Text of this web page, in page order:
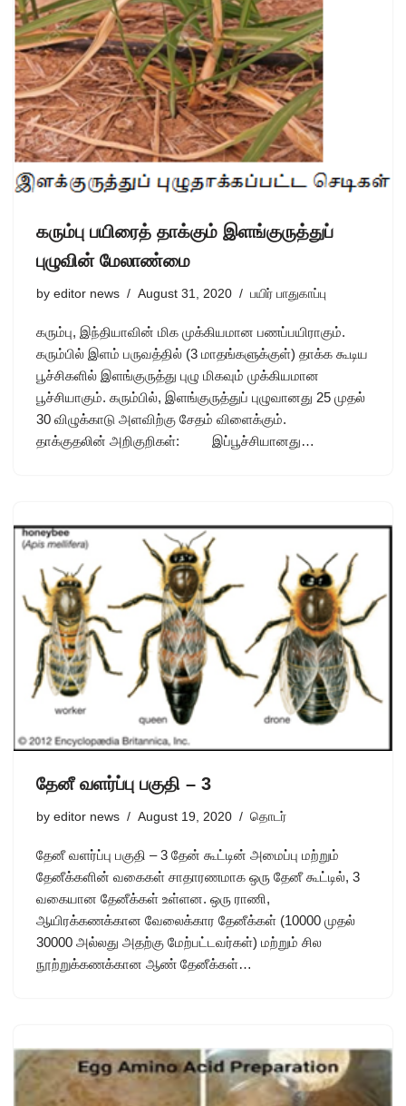
கரும்பு பயிரைத் தாக்கும் இளங்குருத்துப்
புழுவின் மேலாண்மை
by editor news August 31, 2020 பயிர் பாதுகாப்பு
கரும்பு, இந்தியாவின் மிக முக்கியமான பண‌ப்பயிராகும்.
கரும்பில் இளம் பருவத்தில் (3 மாதங்களுக்குள்) தாக்க கூடிய
பூச்சிகளில் இளங்குருத்து புழு மிகவும் முக்கியமான
பூச்சியாகும். கரும்பில், இளங்குருத்துப் புழுவானது 25 முதல்
30 விழுக்காடு அளவிற்கு சேதம் விளைக்கும்.
தாக்குதலின் அறிகுறிகள்: இப்பூச்சியானது…
தேனீ வளர்ப்பு பகுதி – 3
by editor news August 19, 2020 தொடர்
தேனீ வளர்ப்பு பகுதி – 3 தேன் கூட்டின் அமைப்பு மற்றும்
தேனீக்களின் வகைகள் சாதாரணமாக ஒரு தேனீ கூட்டில், 3
வகையான தேனீக்கள் உள்ளன. ஒரு ராணி,
ஆயிரக்கணக்கான வேலைக்கார தேனீக்கள் (10000 முதல்
30000 அல்லது அதற்கு மேற்பட்டவர்கள்) மற்றும் சில
நூற்றுக்கணக்கான ஆண் தேனீக்கள்…